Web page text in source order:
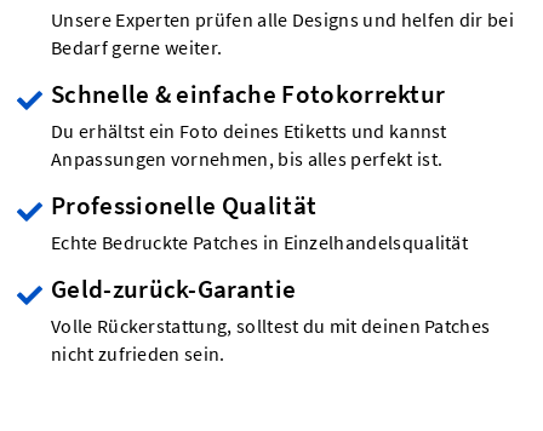
Unsere Experten prüfen alle Designs und helfen dir bei
Bedarf gerne weiter.
Schnelle & einfache Fotokorrektur
Du erhältst ein Foto deines Etiketts und kannst
Anpassungen vornehmen, bis alles perfekt ist.
Professionelle Qualität
Echte Bedruckte Patches in Einzelhandelsqualität
Geld-zurück-Garantie
Volle Rückerstattung, solltest du mit deinen Patches
nicht zufrieden sein.